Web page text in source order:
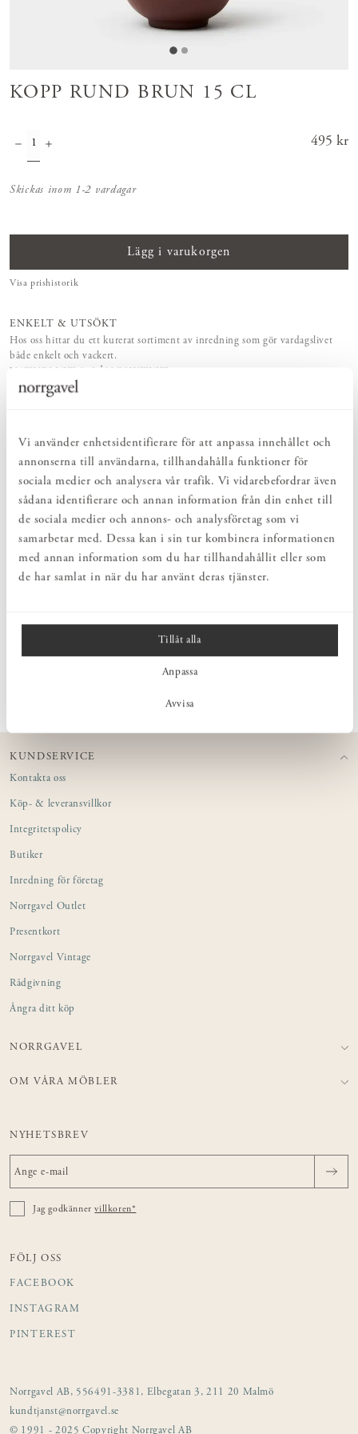
Vi använder enhetsidentifierare för att anpassa innehållet och
annonserna till användarna, tillhandahålla funktioner för
sociala medier och analysera vår trafik. Vi vidarebefordrar även
sådana identifierare och annan information från din enhet till
de sociala medier och annons- och analysföretag som vi
samarbetar med. Dessa kan i sin tur kombinera informationen
med annan information som du har tillhandahållit eller som
de har samlat in när du har använt deras tjänster.
Tillåt alla
Anpassa
Avvisa
KOPP RUND BRUN 15 CL
Pris :
495 kr
Skickas inom 1-2 vardagar
Lägg i varukorgen
Visa prishistorik
ENKELT & UTSÖKT
Hos oss hittar du ett kurerat sortiment av inredning som gör vardagslivet
både enkelt och vackert.
Bruksföremål och inredningsdetaljer som genomgående är tillverkade av
Inredningsdetaljer som kompletterar möblerna och skapar en harmonisk
PRODUKTBESKRIVNING
Kopp i glaserat stengods med tidlös design. Koppen tål maskindisk
Lindholm i Sverige.
MÅTT
KUNDSERVICE
Kontakta oss
Köp- & leveransvillkor
Integritetspolicy
Butiker
Inredning för företag
Norrgavel Outlet
Presentkort
Norrgavel Vintage
Rådgivning
Ångra ditt köp
NORRGAVEL
OM VÅRA MÖBLER
NYHETSBREV
Jag godkännervillkoren*
FÖLJ OSS
FACEBOOK
INSTAGRAM
PINTEREST
Norrgavel AB, 556491-3381, Elbegatan 3, 211 20 Malmö
kundtjanst@norrgavel.se
© 1991 - 2025 Copyright Norrgavel AB